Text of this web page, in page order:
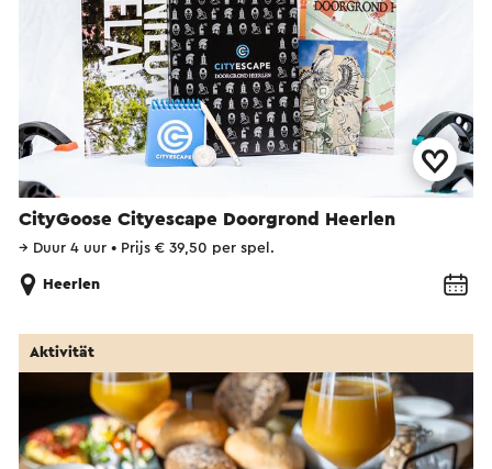
CityGoose Cityescape Doorgrond Heerlen
→ Duur 4 uur • Prijs € 39,50 per spel.
Heerlen
Aktivität